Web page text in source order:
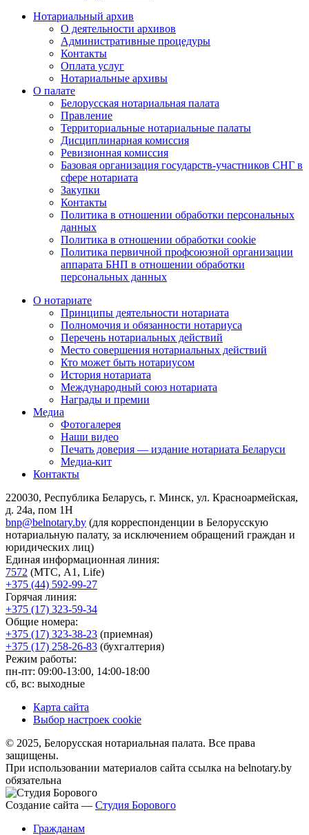
Нотариальный архив
О деятельности архивов
Административные процедуры
Контакты
Оплата услуг
Нотариальные архивы
О палате
Белорусская нотариальная палата
Правление
Территориальные нотариальные палаты
Дисциплинарная комиссия
Ревизионная комиссия
Базовая организация государств-участников СНГ в
сфере нотариата
Закупки
Контакты
Политика в отношении обработки персональных
данных
Политика в отношении обработки cookie
Политика первичной профсоюзной организации
аппарата БНП в отношении обработки
персональных данных
О нотариате
Принципы деятельности нотариата
Полномочия и обязанности нотариуса
Перечень нотариальных действий
Место совершения нотариальных действий
Кто может быть нотариусом
История нотариата
Международный союз нотариата
Награды и премии
Медиа
Фотогалерея
Наши видео
Печать доверия — издание нотариата Беларуси
Медиа-кит
Контакты
220030, Республика Беларусь, г. Минск, ул. Красноармейская,
д. 24а, пом 1Н
bnp@belnotary.by (для корреспонденции в Белорусскую
нотариальную палату, за исключением обращений граждан и
юридических лиц)
Единая информационная линия:
7572 (МТС, A1, Life)
+375 (44) 592-99-27
Горячая линия:
+375 (17) 323-59-34
Общие номера:
+375 (17) 323-38-23 (приемная)
+375 (17) 258-26-83 (бухгалтерия)
Режим работы:
пн-пт: 09:00-13:00, 14:00-18:00
сб, вс: выходные
Карта сайта
Выбор настроек cookie
© 2025, Белорусская нотариальная палата. Все права
защищены.
При использовании материалов сайта ссылка на belnotary.by
обязательна
Создание сайта — Студия Борового
Гражданам